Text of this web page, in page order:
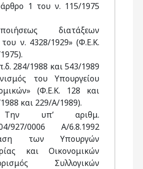
1 του ν. 115/1975
διατάξεων
ν. 4328/1929» (Φ.Ε.Κ.
284/1988 και 543/1989
του Υπουργείου
(Φ.Ε.Κ. 128 και
και 229/Α/1989).
υπ’ αριθμ.
927/0006 Α/6.8.1992
των Υπουργών
και Οικονομικών
Συλλογικών